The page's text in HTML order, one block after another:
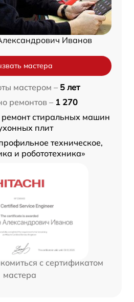
Иванов
мастера
мастером – 5 лет
ремонтов – 1 270
ремонт стиральных машин
плит
техническое,
и робототехника»
с сертификатом
мастера